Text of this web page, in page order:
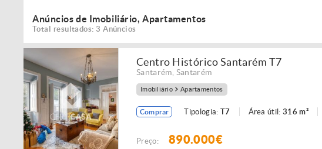
Anúncios de Imobiliário, Apartamentos
Total resultados: 3 Anúncios
Centro Histórico Santarém T7
Santarém Santarém
Imobiliário Apartamentos
Comprar Tipologia: T7 Área útil:316 m²
Preço: 890.000€